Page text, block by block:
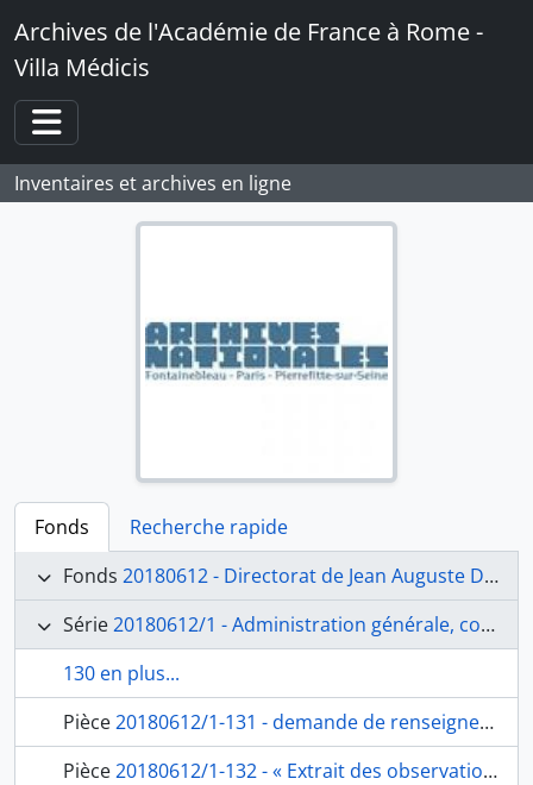
Skip to main content
Archives de l'Académie de France à Rome -
Villa Médicis
Toggle navigation
Inventaires et archives en ligne
Fonds
Recherche rapide
Fonds 20180612 - Directorat de Jean Auguste Dominique Ingres (1835-1840)
Série20180612/1 - Administration générale, correspondance et envois des pensionnaires
130 en plus...
Pièce20180612/1-131 - demande de renseignement sur le projet de la nouvelle nomenclature des pièces justificatives, du ministre de l’Intérieur Montalivet à Ingres, fol. 250-251
Pièce20180612/1-132 - « Extrait des observations de la comptabilité générale des finances de la cour des comptes, sur le projet de nomenclature du Ministre de l’Intérieur. », du ministre de l’Intérieur Montalivet à Ingres, fol. 252-253